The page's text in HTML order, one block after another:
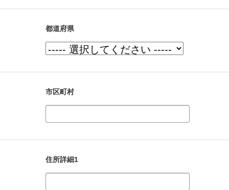
都道府県
市区町村
住所詳細1